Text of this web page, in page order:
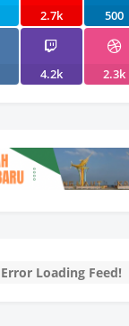
2.7k 500
4.2k 2.3k
Error Loading Feed!